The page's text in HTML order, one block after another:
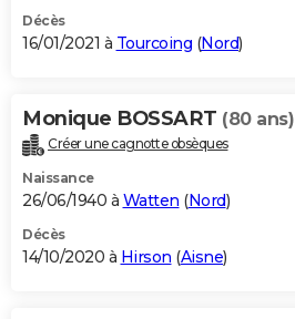
Décès
16/01/2021 à Tourcoing (Nord)
Monique BOSSART (80 ans)
Créer une cagnotte obsèques
Naissance
26/06/1940 à Watten (Nord)
Décès
14/10/2020 à Hirson (Aisne)